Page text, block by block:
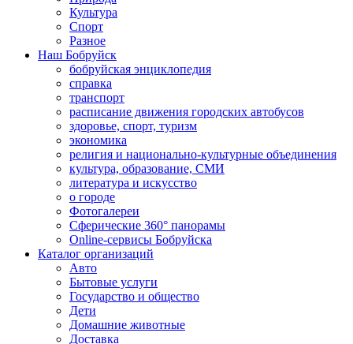
Культура
Спорт
Разное
Наш Бобруйск
бобруйская энциклопедия
справка
транспорт
расписание движения городских автобусов
здоровье, спорт, туризм
экономика
религия и национально-культурные объединения
культура, образование, СМИ
литература и искусство
о городе
Фотогалереи
Сферические 360° панорамы
Online-сервисы Бобруйска
Каталог организаций
Авто
Бытовые услуги
Государство и общество
Дети
Домашние животные
Доставка